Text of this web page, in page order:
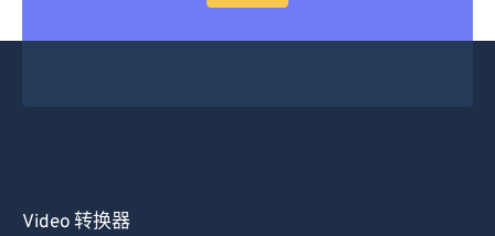
Video 转换器